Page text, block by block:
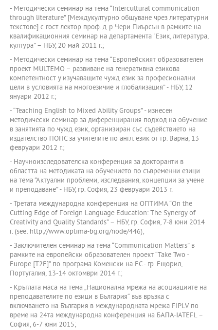
- Методически семинар на тема “Intercultural communication
through literature” [Междукултурно общуване чрез литературни
текстове] с гост-лектор проф. д-р Чери Пиърсън в рамките на
квалификационния семинар на департамента "Език, литература,
култура" – НБУ, 20 май 2011 г.;
- Методически семинар на тема “Европейският образователен
проект MULTEMO – развиване на генеративна езикова
компетентност у изучаващите чужд език за професионални
цели в условията на многоезичие и глобализация” - НБУ, 12
януари 2012 г.;
- “Teaching English to Mixed Ability Groups” - изнесен
методически семинар за диференцирания подход на обучение
в занятията по чужд език, организиран със съдействието на
издателство ПОНС за учителите по англ. език от гр. Варна, 13
февруари 2012 г.;
- Научноизследователска конференция за докторанти в
областта на методиката на обучението по съвременни езици
на тема “Актуални проблеми, изследвания, концепции за учене
и преподаване” - НБУ, гр. София, 23 февруари 2013 г.
- Третата международна конференция на ОПТИМА “On the
Cutting Edge of Foreign Language Education: The Synergy of
Creativity and Quality Standards” – НБУ, гр. София, 7-8 юни 2014
г. (see: http://www.optima-bg.org/node/446);
- Заключителен семинар на тема “Communication Matters” в
рамките на европейски образователен проект “Take Two -
Europe [T2E]” по програма Коменски на ЕС - гр. Ещорил,
Португалия, 13-14 октомври 2014 г.;
- Кръглата маса на тема „Национална мрежа на асоциациите на
преподавателите по езици в България“ във връзка с
включването на България в международната мрежа FIPLV по
време на 24та международна конференция на БАПА-IATEFL –
София, 6-7 юни 2015;